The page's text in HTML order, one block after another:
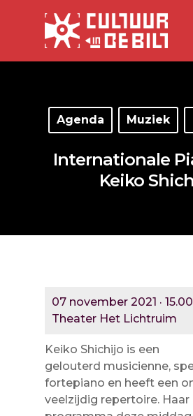
Agenda Muziek
Internationale
Keiko
07 november 2021 · 15.00
Theater Het Lichtruim
Keiko Shichijo is een
gelouterd musicienne,
fortepiano en heeft een
veelzijdig repertoire.